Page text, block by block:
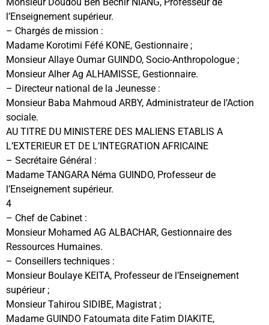
l’Enseignement supérieur.
– Chargés de mission :
Madame Korotimi Féfé KONE, Gestionnaire ;
Monsieur Allaye Oumar GUINDO, Socio-Anthropologue ;
Monsieur Alher Ag ALHAMISSE, Gestionnaire.
– Directeur national de la Jeunesse :
Monsieur Baba Mahmoud ARBY, Administrateur de l’Action
sociale.
AU TITRE DU MINISTERE DES MALIENS ETABLIS A
L’EXTERIEUR ET DE L’INTEGRATION AFRICAINE
– Secrétaire Général :
Madame TANGARA Néma GUINDO, Professeur de
l’Enseignement supérieur.
4
– Chef de Cabinet :
Monsieur Mohamed AG ALBACHAR, Gestionnaire des
Ressources Humaines.
– Conseillers techniques :
Monsieur Boulaye KEITA, Professeur de l’Enseignement
supérieur ;
Monsieur Tahirou SIDIBE, Magistrat ;
Madame GUINDO Fatoumata dite Fatim DIAKITE,